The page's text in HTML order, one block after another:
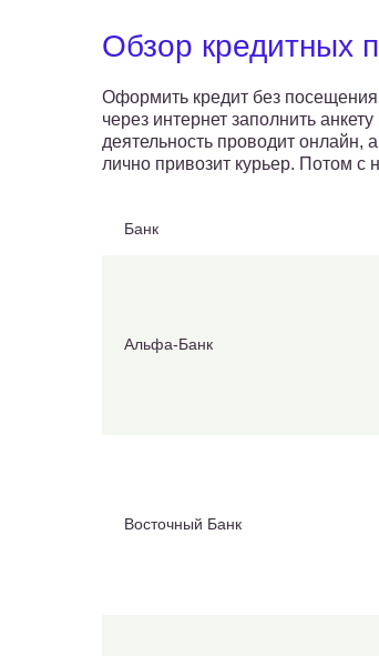
Обзор кредитных
Оформить кредит без
через интернет заполнить
деятельность проводит онлайн,
лично привозит курьер. Потом с
Банк
Альфа-Банк
Восточный Банк